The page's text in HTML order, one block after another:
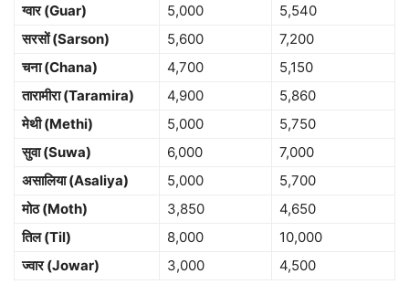
ग्वार (Guar)
5,000
5,540
सरसों (Sarson)
5,600
7,200
चना (Chana)
4,700
5,150
तारामीरा (Taramira)
4,900
5,860
मेथी (Methi)
5,000
5,750
सुवा (Suwa)
6,000
7,000
असालिया (Asaliya)
5,000
5,700
मोठ (Moth)
3,850
4,650
तिल (Til)
8,000
10,000
ज्वार (Jowar)
3,000 4,500